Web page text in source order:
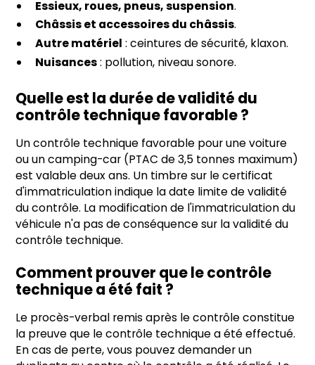
Essieux, roues, pneus, suspension.
Châssis et accessoires du châssis.
Autre matériel : ceintures de sécurité, klaxon.
Nuisances: pollution, niveau sonore.
Quelle est la durée de validité du
contrôle technique favorable ?
Un contrôle technique favorable pour une voiture
ou un camping-car (PTAC de 3,5 tonnes maximum)
est valable deux ans. Un timbre sur le certificat
d'immatriculation indique la date limite de validité
du contrôle. La modification de l'immatriculation du
véhicule n'a pas de conséquence sur la validité du
contrôle technique.
Comment prouver que le contrôle
technique a été fait ?
Le procès-verbal remis après le contrôle constitue
la preuve que le contrôle technique a été effectué.
En cas de perte, vous pouvez demander un